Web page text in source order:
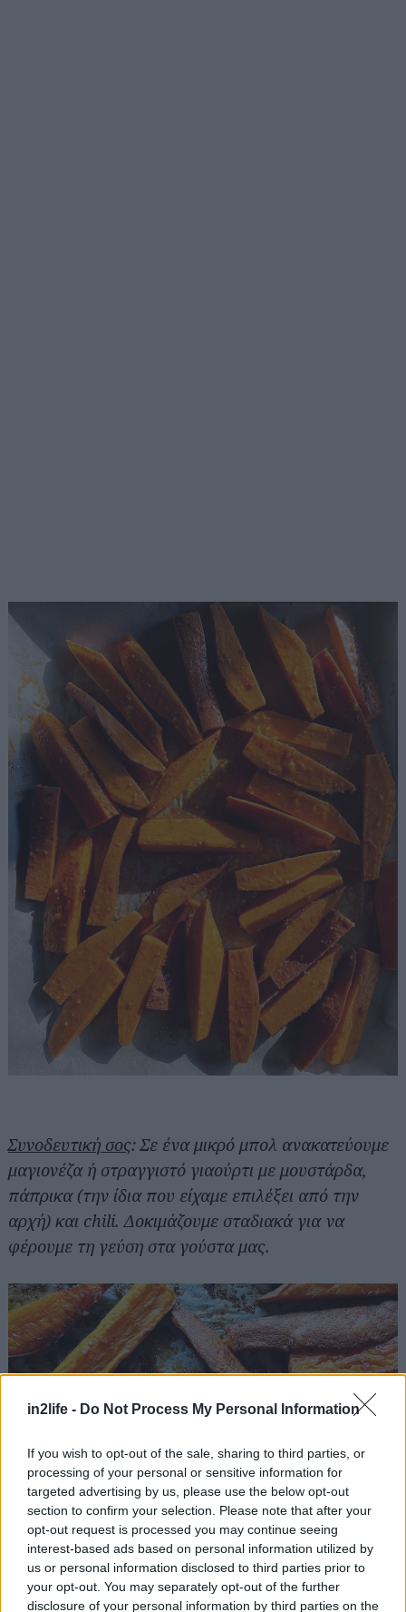
in2life - Do Not Process My Personal Information
If you wish to opt-out of the sale, sharing to third parties, or
processing of your personal or sensitive information for
targeted advertising by us, please use the below opt-out
section to confirm your selection. Please note that after your
opt-out request is processed you may continue seeing
interest-based ads based on personal information utilized by
us or personal information disclosed to third parties prior to
your opt-out. You may separately opt-out of the further
disclosure of your personal information by third parties on the
Συνοδευτική σος: Σε ένα μικρό μπολ ανακατεύουμε
μαγιονέζα ή στραγγιστό γιαούρτι με μουστάρδα,
πάπρικα (την ίδια που είχαμε επιλέξει από την
αρχή) και chili. Δοκιμάζουμε σταδιακά για να
φέρουμε τη γεύση στα γούστα μας.
Αναζήτηση
για...